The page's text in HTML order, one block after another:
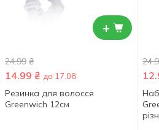
+
24.99 ₴
14.99 ₴ до 17.08
Резинка для волосся
Greenwich 12см